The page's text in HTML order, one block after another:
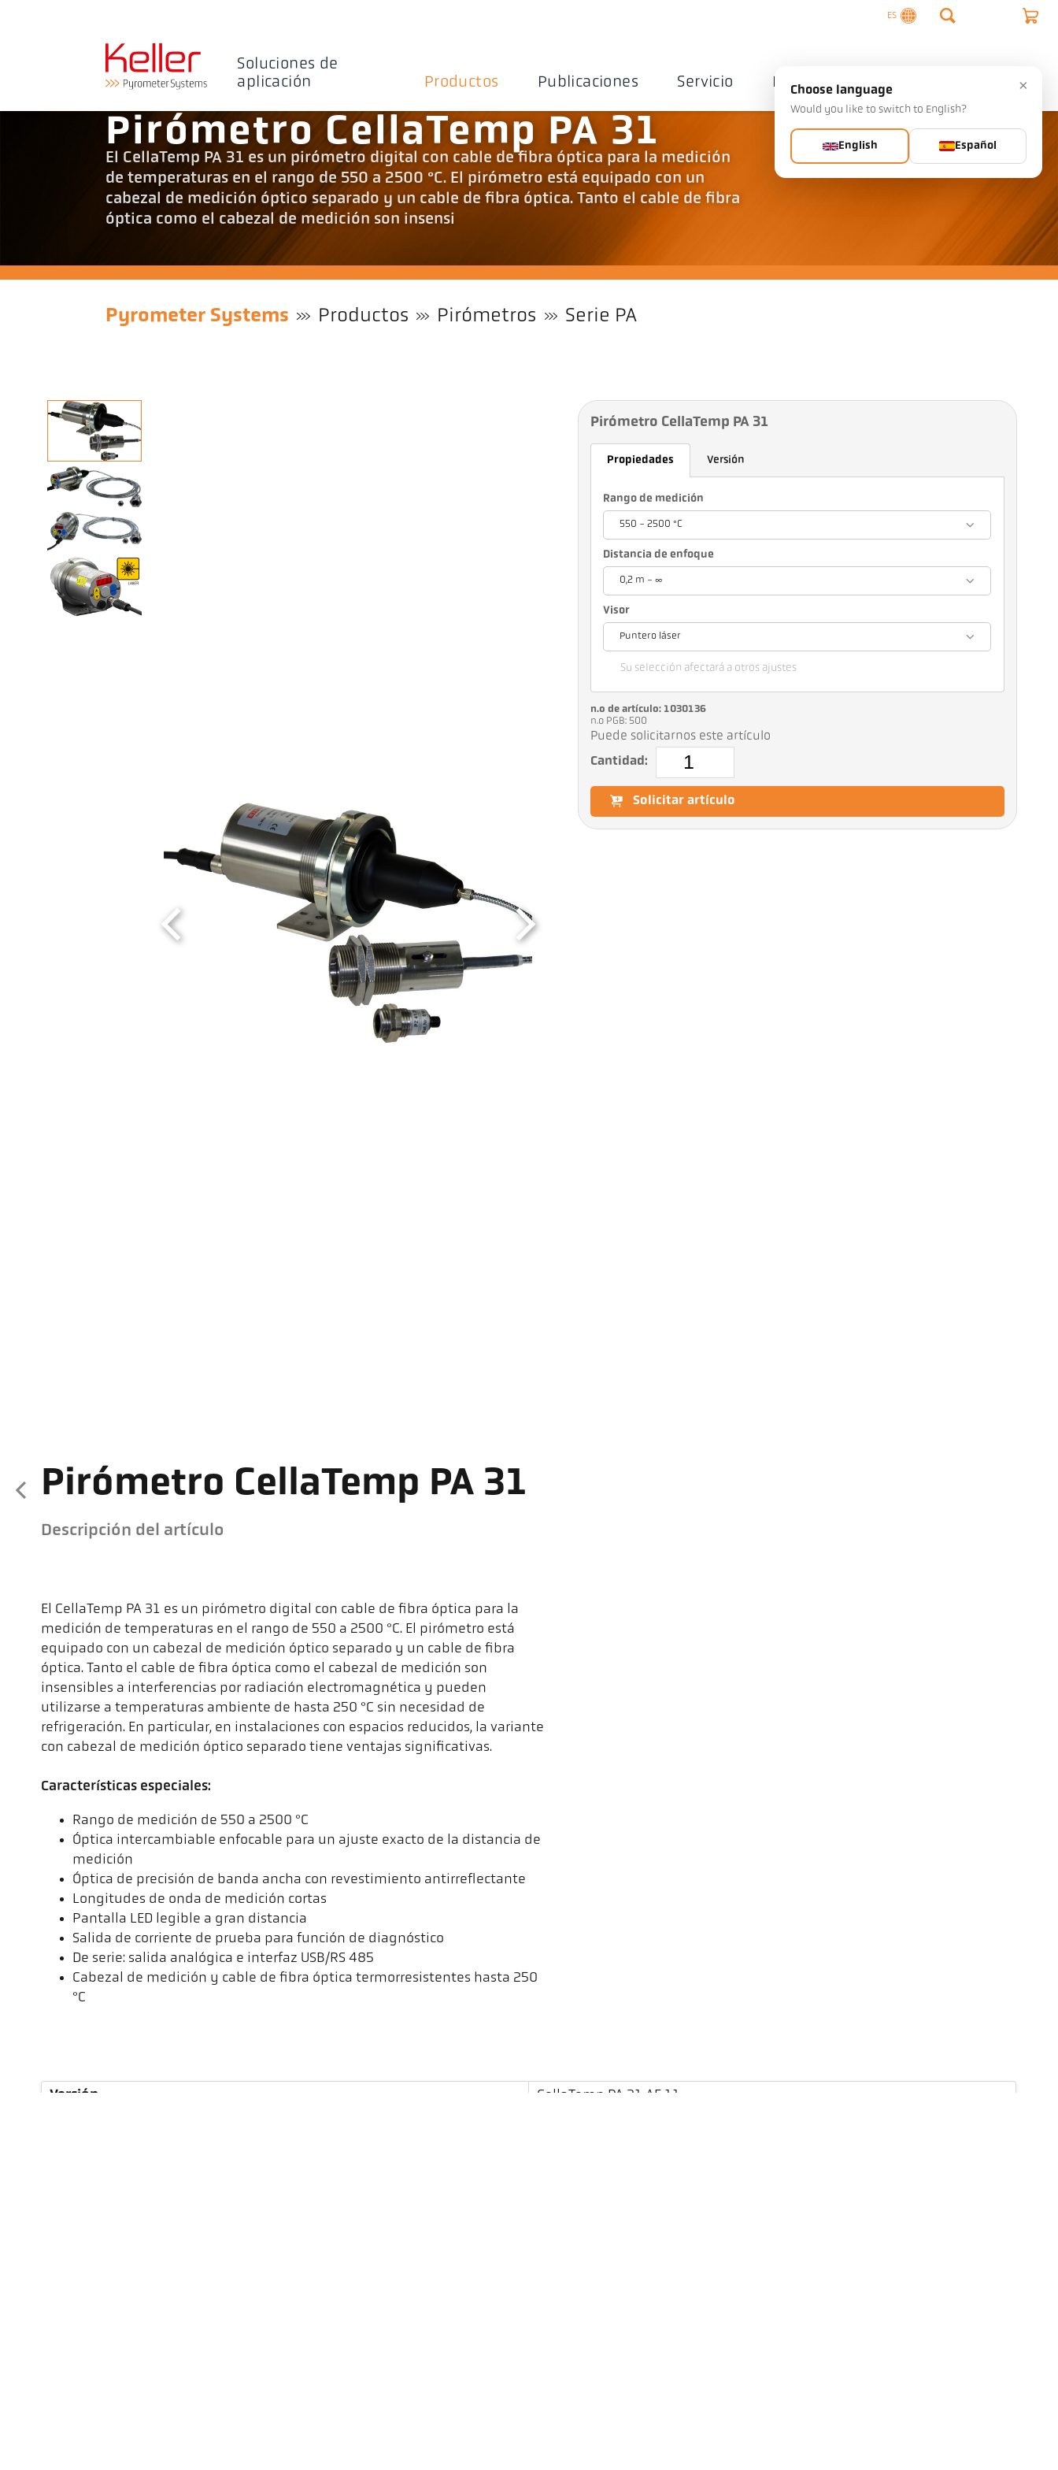
ES
Soluciones de
aplicación
Productos Publicaciones Servicio Empresa Contactos
Pirómetro CellaTemp PA 31
El CellaTemp PA 31 es un pirómetro digital con cable de fibra óptica para la medición
de temperaturas en el rango de 550 a 2500 °C. El pirómetro está equipado con un
cabezal de medición óptico separado y un cable de fibra óptica. Tanto el cable de fibra
óptica como el cabezal de medición son insensi
Pyrometer Systems Productos Pirómetros Serie PA
Pirómetro CellaTemp PA 31
Descripción del artículo
El CellaTemp PA 31 es un pirómetro digital con cable de fibra óptica para la
medición de temperaturas en el rango de 550 a 2500 °C. El pirómetro está
equipado con un cabezal de medición óptico separado y un cable de fibra
óptica. Tanto el cable de fibra óptica como el cabezal de medición son
insensibles a interferencias por radiación electromagnética y pueden
utilizarse a temperaturas ambiente de hasta 250 °C sin necesidad de
refrigeración. En particular, en instalaciones con espacios reducidos, la variante
con cabezal de medición óptico separado tiene ventajas significativas.
Características especiales:
Rango de medición de 550 a 2500 °C
Óptica intercambiable enfocable para un ajuste exacto de la distancia de
medición
Óptica de precisión de banda ancha con revestimiento antirreflectante
Longitudes de onda de medición cortas
Pantalla LED legible a gran distancia
Salida de corriente de prueba para función de diagnóstico
De serie: salida analógica e interfaz USB/RS 485
Cabezal de medición y cable de fibra óptica termorresistentes hasta 250
°C
Pirómetro CellaTemp PA 31
Propiedades Versión
Rango de medición
550 - 2500 °C
Distancia de enfoque
0,2 m - ∞
Visor
Puntero láser
Su selección afectará a otros ajustes
n.o de artículo: 1030136
n.o PGB: 500
Puede solicitarnos este artículo
Cantidad:
Solicitar artículo
Versión
CellaTemp PA 31 AF 11
×
Choose language
Would you like to switch to English?
English Español